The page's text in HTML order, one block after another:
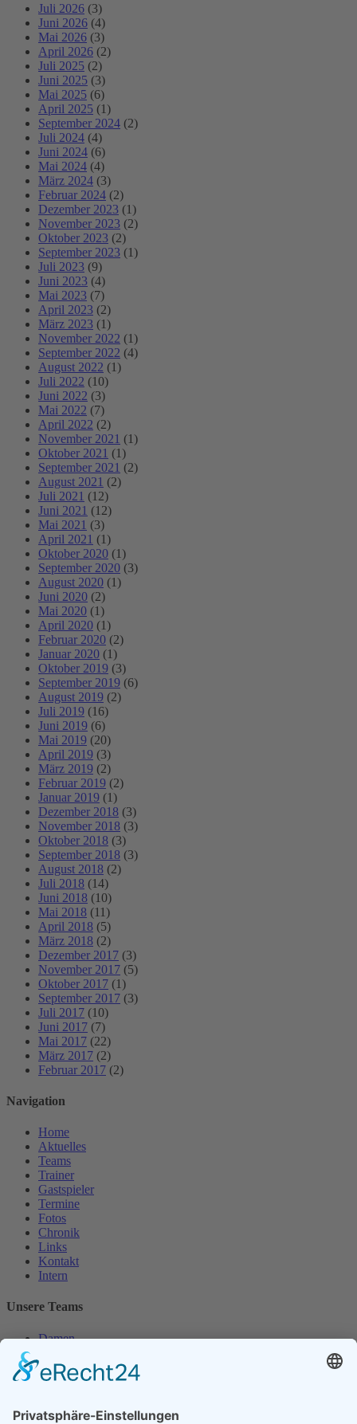
Juli 2026 (3)
Juni 2026 (4)
Mai 2026 (3)
April 2026 (2)
Juli 2025 (2)
Juni 2025 (3)
Mai 2025 (6)
April 2025 (1)
September 2024 (2)
Juli 2024 (4)
Juni 2024 (6)
Mai 2024 (4)
März 2024 (3)
Februar 2024 (2)
Dezember 2023 (1)
November 2023 (2)
Oktober 2023 (2)
September 2023 (1)
Juli 2023 (9)
Juni 2023 (4)
Mai 2023 (7)
April 2023 (2)
März 2023 (1)
November 2022 (1)
September 2022 (4)
August 2022 (1)
Juli 2022 (10)
Juni 2022 (3)
Mai 2022 (7)
April 2022 (2)
November 2021 (1)
Oktober 2021 (1)
September 2021 (2)
August 2021 (2)
Juli 2021 (12)
Juni 2021 (12)
Mai 2021 (3)
April 2021 (1)
Oktober 2020 (1)
September 2020 (3)
August 2020 (1)
Juni 2020 (2)
Mai 2020 (1)
April 2020 (1)
Februar 2020 (2)
Januar 2020 (1)
Oktober 2019 (3)
September 2019 (6)
August 2019 (2)
Juli 2019 (16)
Juni 2019 (6)
Mai 2019 (20)
April 2019 (3)
März 2019 (2)
Februar 2019 (2)
Januar 2019 (1)
Dezember 2018 (3)
November 2018 (3)
Oktober 2018 (3)
September 2018 (3)
August 2018 (2)
Juli 2018 (14)
Juni 2018 (10)
Mai 2018 (11)
April 2018 (5)
März 2018 (2)
Dezember 2017 (3)
November 2017 (5)
Oktober 2017 (1)
September 2017 (3)
Juli 2017 (10)
Juni 2017 (7)
Mai 2017 (22)
März 2017 (2)
Februar 2017 (2)
Navigation
Home
Aktuelles
Teams
Trainer
Gastspieler
Termine
Fotos
Chronik
Links
Kontakt
Intern
Unsere Teams
Damen
Herren
Herren 30